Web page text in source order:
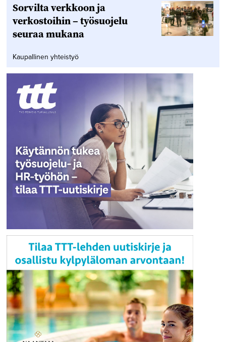
Sorvilta verkkoon ja
verkostoihin – työsuojelu
seuraa mukana
Kaupallinen yhteistyö